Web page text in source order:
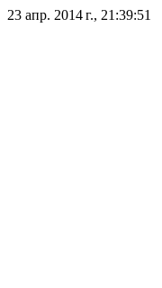
23 апр. 2014 г., 21:39:51